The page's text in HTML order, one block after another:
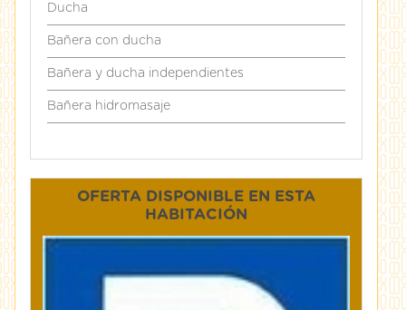
Ducha
Bañera con ducha
Bañera y ducha independientes
Bañera hidromasaje
OFERTA DISPONIBLE EN ESTA
HABITACIÓN